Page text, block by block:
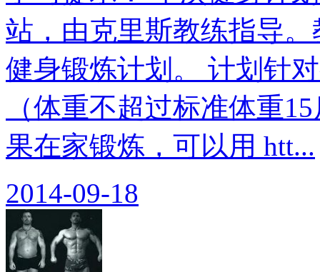
站，由克里斯教练指导
健身锻炼计划。 计划针
（体重不超过标准体重
果在家锻炼，可以用 htt...
2014-09-18